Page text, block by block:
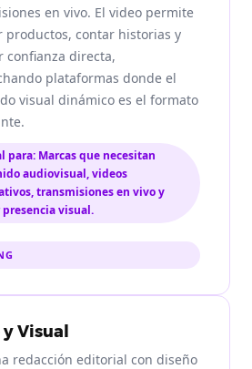
en vivo. El video permite
productos, contar historias y
confianza directa,
plataformas donde el
visual dinámico es el formato
para: Marcas que necesitan
audiovisual, videos
transmisiones en vivo y
presencia visual.
Visual
redacción editorial con diseño